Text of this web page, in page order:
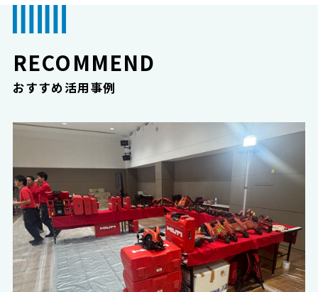
RECOMMEND
おすすめ活用事例